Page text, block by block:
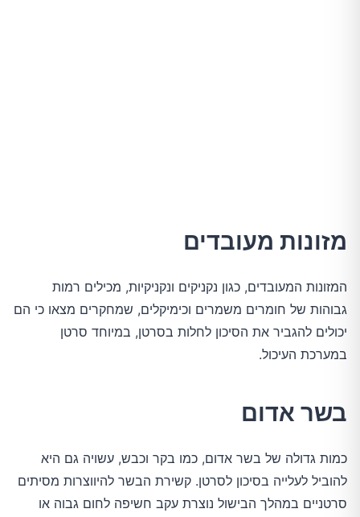
מזונות מעובדים
המזונות המעובדים, כגון נקניקים ונקניקיות, מכילים רמות
גבוהות של חומרים משמרים וכימיקלים, שמחקרים מצאו כי הם
יכולים להגביר את הסיכון לחלות בסרטן, במיוחד סרטן
במערכת העיכול.
בשר אדום
כמות גדולה של בשר אדום, כמו בקר וכבש, עשויה גם היא
להוביל לעלייה בסיכון לסרטן. קשירת הבשר להיווצרות מסיתים
סרטניים במהלך הבישול נוצרת עקב חשיפה לחום גבוה או